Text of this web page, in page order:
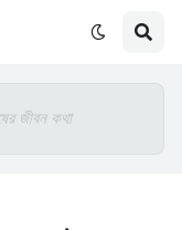
জীবন কথা